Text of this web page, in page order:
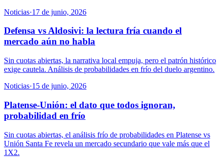
Noticias·17 de junio, 2026
Defensa vs Aldosivi: la lectura fría cuando el
mercado aún no habla
Sin cuotas abiertas, la narrativa local empuja, pero el patrón histórico
exige cautela. Análisis de probabilidades en frío del duelo argentino.
Noticias·15 de junio, 2026
Platense-Unión: el dato que todos ignoran,
probabilidad en frío
Sin cuotas abiertas, el análisis frío de probabilidades en Platense vs
Unión Santa Fe revela un mercado secundario que vale más que el
1X2.